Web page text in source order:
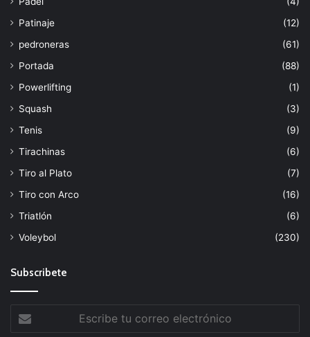
Patinaje
(12)
pedroneras
(61)
Portada
(88)
Powerlifting
(1)
Squash
(3)
Tenis
(9)
Tirachinas
(6)
Tiro al Plato
(7)
Tiro con Arco
(16)
Triatlón
(6)
Voleybol
(230)
Subscribete
tu